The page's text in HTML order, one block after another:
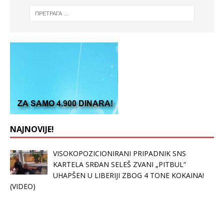
NAJNOVIJE!
VISOKOPOZICIONIRANI PRIPADNIK SNS
KARTELA SRĐAN SELEŠ ZVANI „PITBUL“
UHAPŠEN U LIBERIJI ZBOG 4 TONE KOKAINA!
(VIDEO)